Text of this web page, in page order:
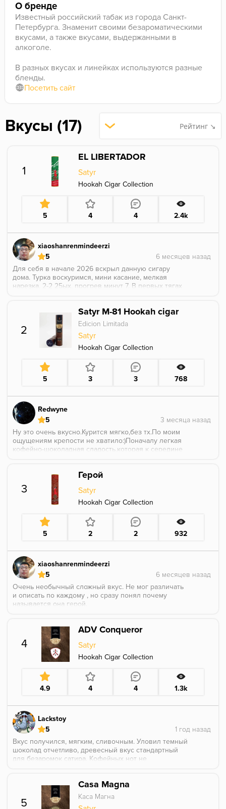
О бренде
Известный российский табак из города Санкт-
Петербурга. Знаменит своими безароматическими
вкусами, а также вкусами, выдержанными в
алкоголе.
В разных вкусах и линейках используются разные
бленды.
Посетить сайт
Вкусы (17) Рейтинг ↘
1
EL LIBERTADOR
Satyr
Hookah Cigar Collection
5 4 4 2.4k
xiaoshanrenmindeerzi
5
Для себя в начале 2026 вскрыл данную сигару
дома. Турка воскуримся, мини касание, мелкая
нарезка, 2-2 25ых, прогрев минут 7. В первых тягах
ореховый, в нотах уже сухой древесный вкус
сопровождается. Мягко, дымно, сладко. Ниже
среднней по крепости. Вкус довольно
многогранный. Вторую штуку этой сигары поставлю
в свою коллекцию. Как лидер хука сигар в
2
Satyr М-81 Hookah cigar
Edicion Limitada
Satyr
Hookah Cigar Collection
5 3 3 768
Redwyne
5
Ну это очень вкусно.Курится мягко,без тх.По моим
ощущениям крепости не хватило:)Поначалу легкая
кофейно-шоколадная сладость,которая к середине
3
Герой
Satyr
Hookah Cigar Collection
5 2 2 932
xiaoshanrenmindeerzi
5
Очень необычный сложный вкус. Не мог различать
и описать по каждому , но сразу понял почему
называется она герой.
Чуть чуть давит на лёгкие, что можно игнорировать.
Сразу дикий и яркий вкус земли чувствуется. В
послевкусии соловатность и кислость есть.
Вообще праздничный покур для меня.
4
ADV Conqueror
Satyr
Hookah Cigar Collection
4.9 4 4 1.3k
Lackstoy
5
Вкус получился, мягким, сливочным. Уловил темный
шоколад отчетливо, древесный вкус стандартный
для безаромок сатира. Кофейных нот не
одобряет. Крепость ближе к высокой.
Калауд Conceptic нержа
Чаша - убивашка
5
Casa Magna
Каса Магна